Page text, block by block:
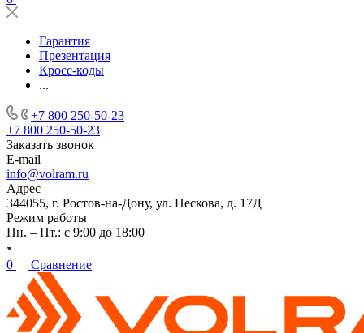
Гарантия
Презентация
Кросс-коды
...
+7 800 250-50-23
+7 800 250-50-23
Заказать звонок
E-mail
info@volram.ru
Адрес
344055, г. Ростов-на-Дону, ул. Пескова, д. 17Д
Режим работы
Пн. – Пт.: с 9:00 до 18:00
0 Сравнение